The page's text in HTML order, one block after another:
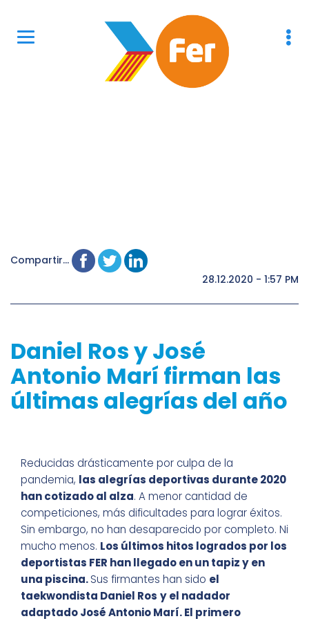
Compartir...
28.12.2020 - 1:57 PM
Daniel Ros y José
Antonio Marí firman las
últimas alegrías del año
Reducidas drásticamente por culpa de la
pandemia, las alegrías deportivas durante 2020
han cotizado al alza. A menor cantidad de
competiciones, más dificultades para lograr éxitos.
Sin embargo, no han desaparecido por completo. Ni
mucho menos. Los últimos hitos logrados por los
deportistas FER han llegado en un tapiz y en
una piscina.Sus firmantes han sido el
taekwondista Daniel Ros y el nadador
adaptado José Antonio Marí. El primero